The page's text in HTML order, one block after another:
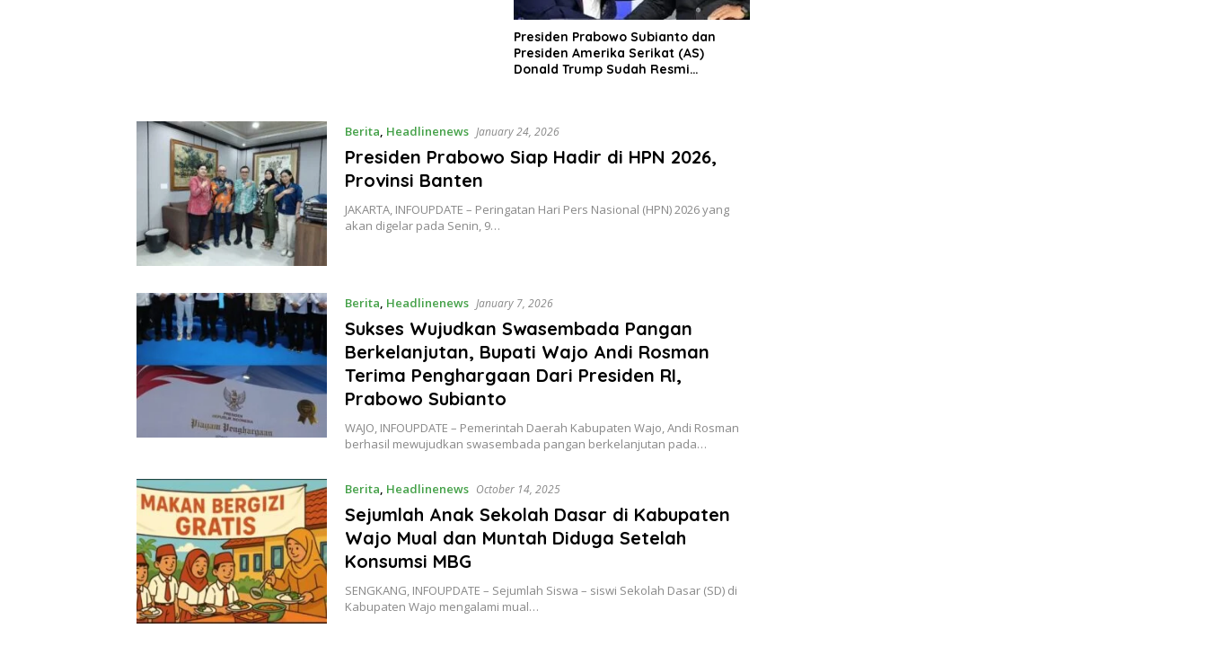
Presiden Prabowo Subianto dan
Presiden Amerika Serikat (AS)
Donald Trump Sudah Resmi
Berita, Headlinenews January 24, 2026
Presiden Prabowo Siap Hadir di HPN 2026,
Provinsi Banten
JAKARTA, INFOUPDATE – Peringatan Hari Pers Nasional (HPN) 2026 yang
akan digelar pada Senin, 9…
Berita, Headlinenews January 7, 2026
Sukses Wujudkan Swasembada Pangan
Berkelanjutan, Bupati Wajo Andi Rosman
Terima Penghargaan Dari Presiden RI,
Prabowo Subianto
WAJO, INFOUPDATE – Pemerintah Daerah Kabupaten Wajo, Andi Rosman
berhasil mewujudkan swasembada pangan berkelanjutan pada…
Berita, Headlinenews October 14, 2025
Sejumlah Anak Sekolah Dasar di Kabupaten
Wajo Mual dan Muntah Diduga Setelah
Konsumsi MBG
SENGKANG, INFOUPDATE – Sejumlah Siswa – siswi Sekolah Dasar (SD) di
Kabupaten Wajo mengalami mual…